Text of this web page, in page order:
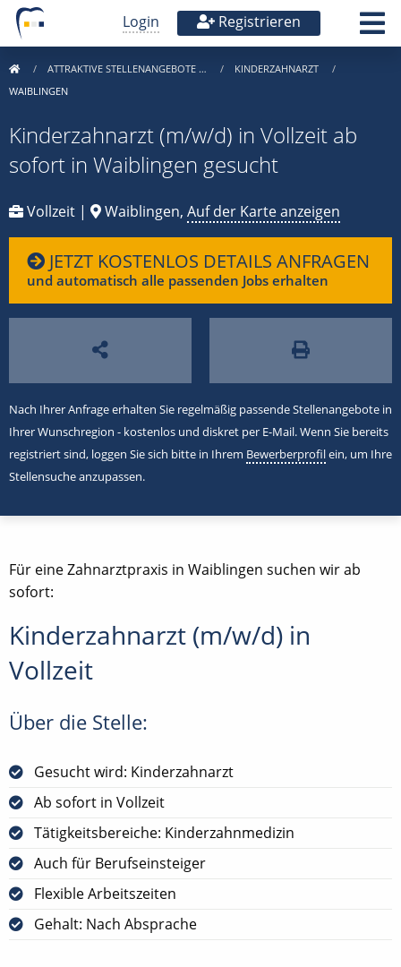
Login Registrieren
ATTRAKTIVE STELLENANGEBOTE …
KINDERZAHNARZT
WAIBLINGEN
Kinderzahnarzt (m/w/d) in Vollzeit ab
sofort in Waiblingen gesucht
Vollzeit | Waiblingen, Auf der Karte anzeigen
JETZT KOSTENLOS DETAILS ANFRAGEN
und automatisch alle passenden Jobs erhalten
Nach Ihrer Anfrage erhalten Sie regelmäßig passende Stellenangebote in
Ihrer Wunschregion - kostenlos und diskret per E-Mail. Wenn Sie bereits
registriert sind, loggen Sie sich bitte in Ihrem Bewerberprofilein, um Ihre
Stellensuche anzupassen.
Für eine Zahnarztpraxis in Waiblingen suchen wir ab
sofort:
Kinderzahnarzt (m/w/d) in
Vollzeit
Über die Stelle:
Gesucht wird: Kinderzahnarzt
Ab sofort in Vollzeit
Tätigkeitsbereiche: Kinderzahnmedizin
Auch für Berufseinsteiger
Flexible Arbeitszeiten
Gehalt: Nach Absprache